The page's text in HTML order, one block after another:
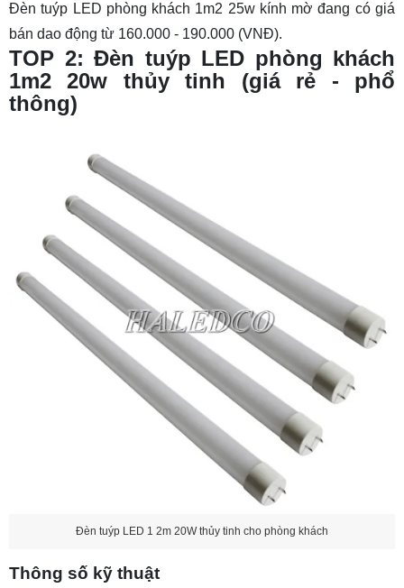
Giá bán
TOP 12: Đèn tuýp LED đôi 1.2m Rạng Đông
60w
Thông số kỹ thuật
TOP 13: Bộ đèn tuýp LED 1m2 Philips
Thông số kỹ thuật
Báo giá
14. Bảng báo giá đèn tuýp LED phòng khách
cập nhật mới 2026
15. Vì sao nên sử dụng đèn tuýp LED cho
phòng khách?
16. Tư vấn cách chọn đèn tuýp LED cho phòng
16.1 Chọn công suất phù hợp với diện tích
16.2 Ưu tiên màu ánh sáng phù hợp với không
16.3 Kiểm tra chỉ số hoàn màu (CRI)
Đèn tuýp LED phòng khách 1m2 25w kính mờ đang có giá
bán dao động từ 160.000 - 190.000 (VNĐ).
TOP 2: Đèn tuýp LED phòng khách
1m2 20w thủy tinh (giá rẻ - phổ
thông)
Đèn tuýp LED 1 2m 20W thủy tinh cho phòng khách
Thông số kỹ thuật